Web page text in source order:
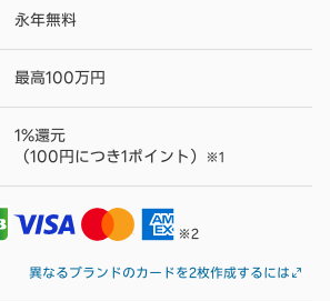
永年無料
最高100万円
1%還元
（100円につき1ポイント）
※1
※2
異なるブランドのカードを2枚作成するには